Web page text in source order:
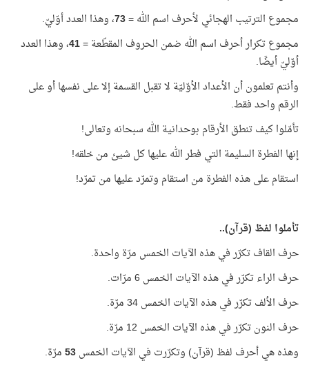
مجموع الترتيب الهجائي لأحرف اسم الله =73، وهذا العدد أوّليّ.
مجموع تكرار أحرف اسم الله ضمن الحروف المقطّعة =41، وهذا العدد
أوّليّ أيضًا.
وأنتم تعلمون أن الأعداد الأوّليّة لا تقبل القسمة إلا على نفسها أو على
الرقم واحد فقط.
تأمّلوا كيف تنطق الأرقام بوحدانية الله سبحانه وتعالى!
إنها الفطرة السليمة التي فطر الله عليها كل شيئ من خلقه!
استقام على هذه الفطرة من استقام وتمرّد عليها من تمرّد!
تأملوا لفظ (قرآن)..
حرف القاف تكرّر في هذه الآيات الخمس مرّة واحدة.
حرف الراء تكرّر في هذه الآيات الخمس 6 مرّات.
حرف الألف تكرّر في هذه الآيات الخمس 34 مرّة.
حرف النون تكرّر في هذه الآيات الخمس 12 مرّة.
وهذه هي أحرف لفظ (قرآن) وتكرّرت في الآيات الخمس53مرّة.